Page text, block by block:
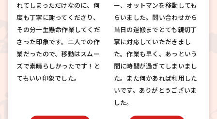
れてしまっただけなのに、何
度も丁寧に謝ってくださり、
その分一生懸命作業してくだ
さった印象です。二人での作
業だったので、移動はスムー
ズで素晴らしかったです！と
てもいい印象でした。
ー、オットマンを移動しても
らいました。問い合わせから
当日の運搬までとても親切丁
寧に対応していただきまし
た。作業も早く、あっという
間に時間が過ぎてしまいまし
た。また何かあれば利用した
いです。ありがとうございま
した。